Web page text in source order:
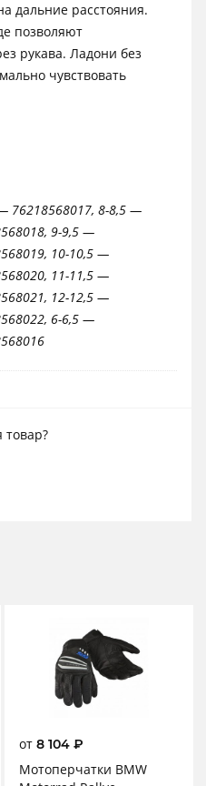
дальние расстояния.
позволяют
рукава. Ладони без
чувствовать
76218568017, 8-8,5 —
9-9,5 —
10-10,5 —
11-11,5 —
12-12,5 —
6-6,5 —
товар?
от 8 104 ₽
Мотоперчатки BMW